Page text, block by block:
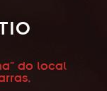
do local